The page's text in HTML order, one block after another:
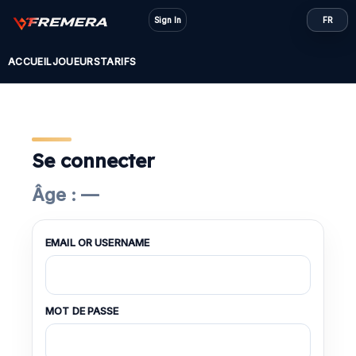
ACCUEILJOUEURSTARIFS
Sign In FR
Se connecter
Âge : —
EMAIL OR USERNAME
MOT DE PASSE